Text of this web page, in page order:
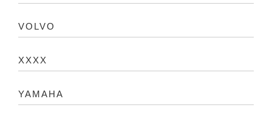
VOLVO
XXXX
YAMAHA